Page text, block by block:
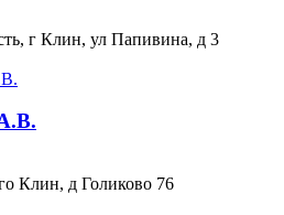
г Клин, ул Папивина, д 3
Клин, д Голиково 76